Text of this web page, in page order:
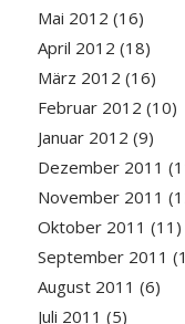
Mai 2012 (16)
April 2012 (18)
März 2012 (16)
Februar 2012 (10)
Januar 2012 (9)
Dezember 2011
November 2011
Oktober 2011 (11)
September 2011
August 2011 (6)
Juli 2011 (5)